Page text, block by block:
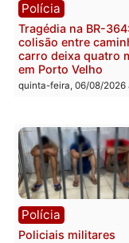
Você
Polícia
Tragédia na BR-
colisão entre
carro deixa
em Porto Velho
quinta-feira, 06/08/